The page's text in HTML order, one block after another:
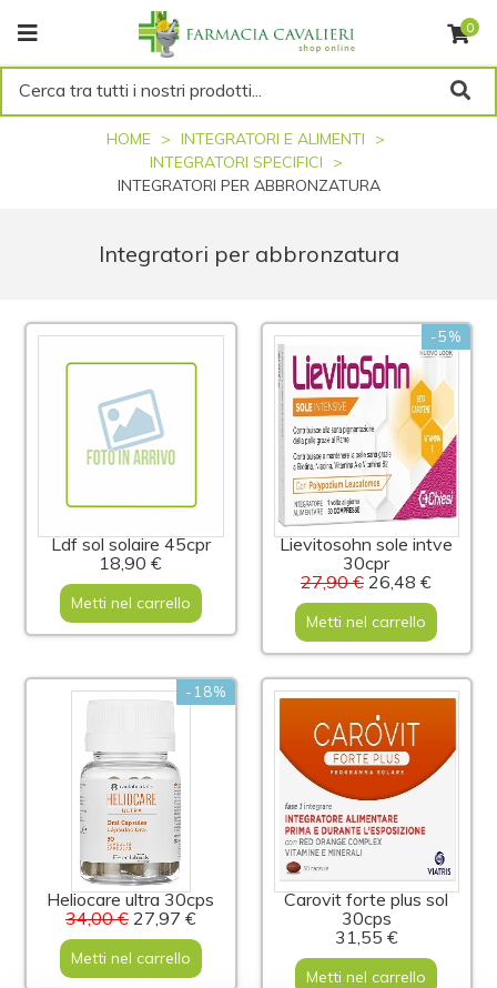
0
Cerca tra tutti i nostri prodotti...
HOME
INTEGRATORI E ALIMENTI
INTEGRATORI SPECIFICI
INTEGRATORI PER ABBRONZATURA
Integratori per abbronzatura
Ldf sol solaire 45cpr
18,90 €
Metti nel carrello
-5%
Lievitosohn sole intve
30cpr
27,90 € 26,48 €
Metti nel carrello
-18%
Heliocare ultra 30cps
34,00 €27,97 €
Metti nel carrello
Carovit forte plus sol
30cps
31,55 €
Metti nel carrello